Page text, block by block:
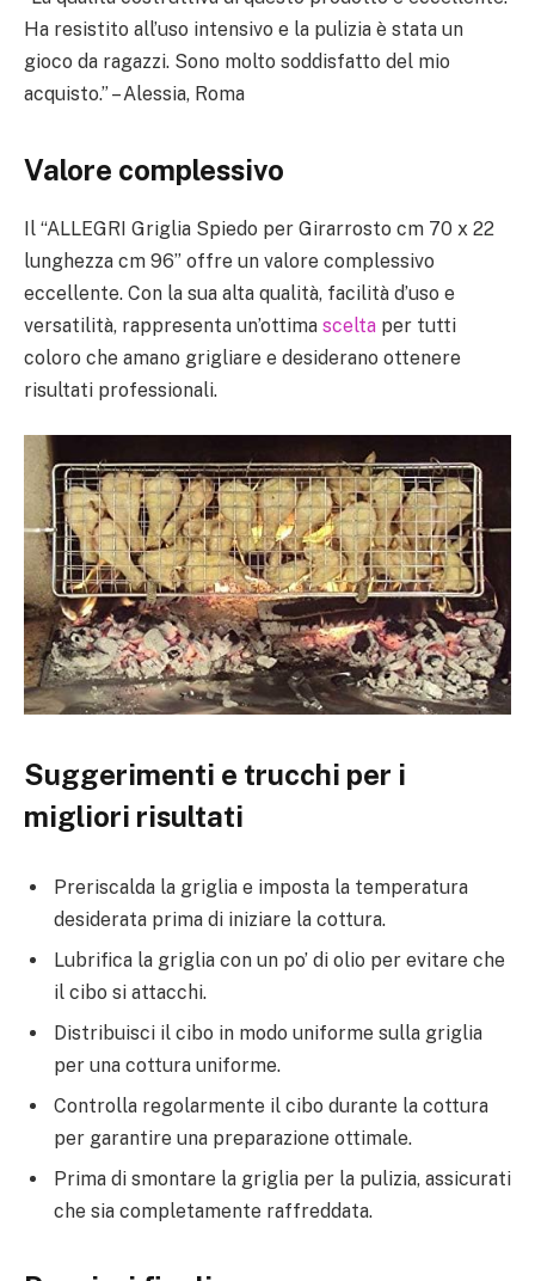
Ha resistito all’uso intensivo e la pulizia è stata un
gioco da ragazzi. Sono molto soddisfatto del mio
acquisto.” – Alessia, Roma
Valore complessivo
Il “ALLEGRI Griglia Spiedo per Girarrosto cm 70 x 22
lunghezza cm 96” offre un valore complessivo
eccellente. Con la sua alta qualità, facilità d’uso e
versatilità, rappresenta un’ottima scelta per tutti
coloro che amano grigliare e desiderano ottenere
risultati professionali.
Suggerimenti e trucchi per i
migliori risultati
Preriscalda la griglia e imposta la temperatura
desiderata prima di iniziare la cottura.
Lubrifica la griglia con un po’ di olio per evitare che
il cibo si attacchi.
Distribuisci il cibo in modo uniforme sulla griglia
per una cottura uniforme.
Controlla regolarmente il cibo durante la cottura
per garantire una preparazione ottimale.
Prima di smontare la griglia per la pulizia, assicurati
che sia completamente raffreddata.